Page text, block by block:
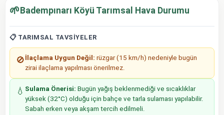
🌱 Badempınarı Köyü Tarımsal Hava Durumu
📋 TARIMSAL TAVSIYELER
🚫 İlaçlama Uygun Değil: rüzgar (15 km/h) nedeniyle bugün
zirai ilaçlama yapılması önerilmez.
💧 Sulama Önerisi: Bugün yağış beklenmediği ve sıcaklıklar
yüksek (32°C) olduğu için bahçe ve tarla sulaması yapılabilir.
Sabah erken veya akşam tercih edilmeli.